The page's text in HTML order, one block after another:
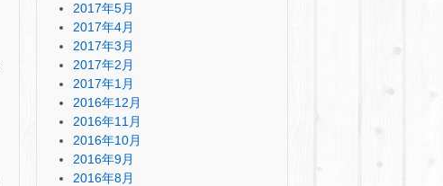
2017年5月
2017年4月
2017年3月
2017年2月
2017年1月
2016年12月
2016年11月
2016年10月
2016年9月
2016年8月